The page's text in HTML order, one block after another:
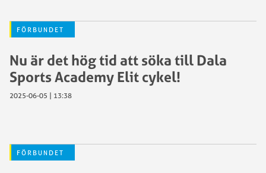
FÖRBUNDET
Nu är det hög tid att söka till Dala
Sports Academy Elit cykel!
2025-06-05 | 13:38
FÖRBUNDET